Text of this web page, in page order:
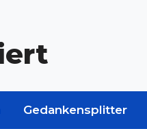
Gedankensplitter